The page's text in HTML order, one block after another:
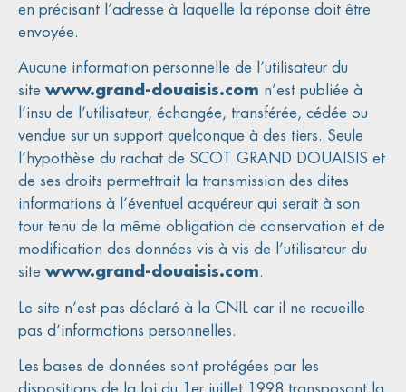
en précisant l’adresse à laquelle la réponse doit être
envoyée.
Aucune information personnelle de l’utilisateur du
site www.grand-douaisis.com n’est publiée à
l’insu de l’utilisateur, échangée, transférée, cédée ou
vendue sur un support quelconque à des tiers. Seule
l’hypothèse du rachat de SCOT GRAND DOUAISIS et
de ses droits permettrait la transmission des dites
informations à l’éventuel acquéreur qui serait à son
tour tenu de la même obligation de conservation et de
modification des données vis à vis de l’utilisateur du
site www.grand-douaisis.com.
Le site n’est pas déclaré à la CNIL car il ne recueille
pas d’informations personnelles.
Les bases de données sont protégées par les
dispositions de la loi du 1er juillet 1998 transposant la